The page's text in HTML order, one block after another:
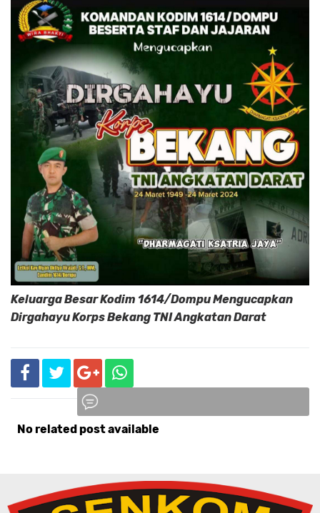
Keluarga Besar Kodim 1614/Dompu Mengucapkan
Dirgahayu Korps Bekang TNI Angkatan Darat
No related post available